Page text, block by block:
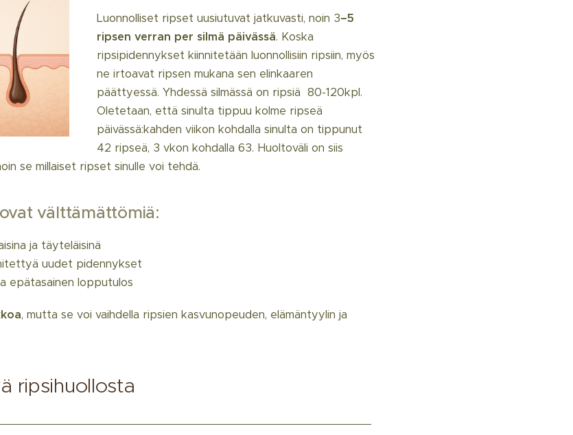
Luonnolliset ripset uusiutuvat jatkuvasti, noin 3–5
ripsen verran per silmä päivässä. Koska
ripsipidennykset kiinnitetään luonnollisiin ripsiin, myös
ne irtoavat ripsen mukana sen elinkaaren
päättyessä. Yhdessä silmässä on ripsiä 80-120kpl.
Oletetaan, että sinulta tippuu kolme ripseä
päivässä:kahden viikon kohdalla sinulta on tippunut
42 ripseä, 3 vkon kohdalla 63. Huoltoväli on siis
se millaiset ripset sinulle voi tehdä.
välttämättömiä:
ja täyteläisinä
uudet pidennykset
epätasainen lopputulos
, mutta se voi vaihdella ripsien kasvunopeuden, elämäntyylin ja
ripsihuollosta